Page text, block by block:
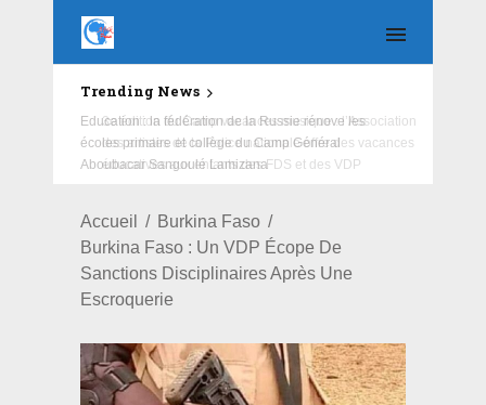
Trending News
Education : la fédération de la Russie rénove les
écoles primaire et collège du Camp Général
Aboubacar Sangoulé Lamizana
Accueil
Burkina Faso
Burkina Faso : Un VDP Écope De
Sanctions Disciplinaires Après Une
Escroquerie